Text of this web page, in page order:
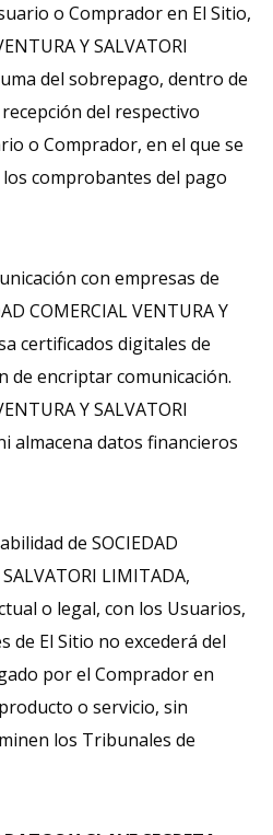
o Comprador en El Sitio,
Y SALVATORI
del sobrepago, dentro de
del respectivo
o Comprador, en el que se
comprobantes del pago
con empresas de
COMERCIAL VENTURA Y
certificados digitales de
de encriptar comunicación.
Y SALVATORI
almacena datos financieros
de SOCIEDAD
LIMITADA,
o legal, con los Usuarios,
de El Sitio no excederá del
por el Comprador en
o servicio, sin
los Tribunales de